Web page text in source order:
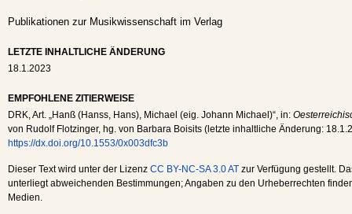
Publikationen zur Musikwissenschaft im Verlag
LETZTE INHALTLICHE ÄNDERUNG
18.1.2023
EMPFOHLENE ZITIERWEISE
DRK , Art. „Hanß (Hanss, Hans), Michael (eig. Johann Michael)“, in:
von Rudolf Flotzinger, hg. von Barbara Boisits (letzte inhaltliche Änderung:
https://dx.doi.org/10.1553/0x003dfc3b
Dieser Text wird unter der Lizenz CC BY-NC-SA 3.0 AT zur Verfügung gestellt.
unterliegt abweichenden Bestimmungen; Angaben zu den Urheberrechten
Medien.